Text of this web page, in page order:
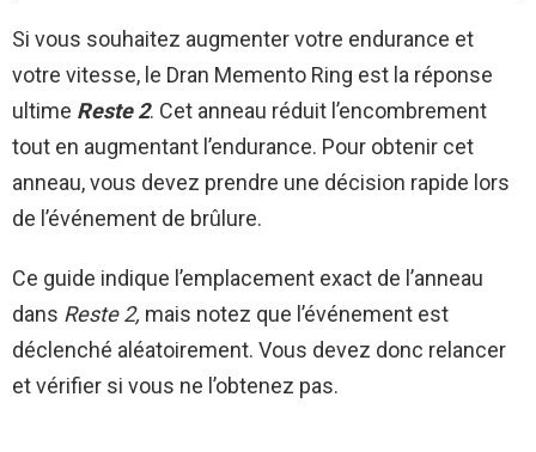
Si vous souhaitez augmenter votre endurance et
votre vitesse, le Dran Memento Ring est la réponse
ultime Reste 2. Cet anneau réduit l’encombrement
tout en augmentant l’endurance. Pour obtenir cet
anneau, vous devez prendre une décision rapide lors
de l’événement de brûlure.
Ce guide indique l’emplacement exact de l’anneau
dans Reste 2, mais notez que l’événement est
déclenché aléatoirement. Vous devez donc relancer
et vérifier si vous ne l’obtenez pas.